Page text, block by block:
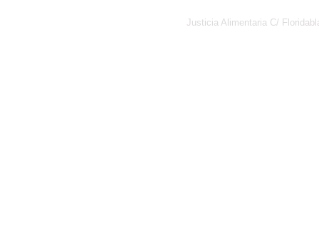
Justicia Alimentaria C/